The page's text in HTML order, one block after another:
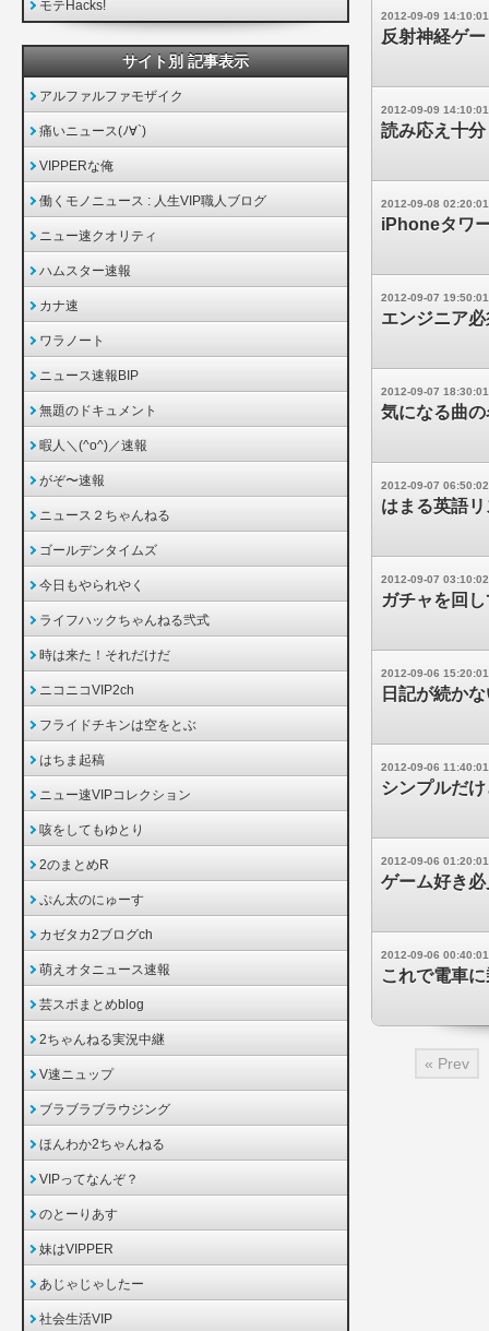
2012-09-09 14:10:01
反射神経ゲ
2012-09-09 14:10:01
読み応え十
2012-09-08 02:20:01
iPhoneタワ
2012-09-07 19:50:01
エンジニア
2012-09-07 18:30:01
気になる曲
2012-09-07 06:50:02
はまる英語
2012-09-07 03:10:02
ガチャを回
2012-09-06 15:20:01
日記が続か
2012-09-06 11:40:01
シンプルだ
2012-09-06 01:20:01
ゲーム好き
2012-09-06 00:40:01
これで電車
« Prev
モテHacks!
サイト別 記事表示
アルファルファモザイク
痛いニュース(ﾉ∀`)
VIPPERな俺
働くモノニュース : 人生VIP職人ブログ
ニュー速クオリティ
ハムスター速報
カナ速
ワラノート
ニュース速報BIP
無題のドキュメント
暇人＼(^o^)／速報
がぞ〜速報
ニュース２ちゃんねる
ゴールデンタイムズ
今日もやられやく
ライフハックちゃんねる弐式
時は来た！それだけだ
ニコニコVIP2ch
フライドチキンは空をとぶ
はちま起稿
ニュー速VIPコレクション
咳をしてもゆとり
2のまとめR
ぷん太のにゅーす
カゼタカ2ブログch
萌えオタニュース速報
芸スポまとめblog
2ちゃんねる実況中継
V速ニュップ
ブラブラブラウジング
ほんわか2ちゃんねる
VIPってなんぞ？
のとーりあす
妹はVIPPER
あじゃじゃしたー
社会生活VIP